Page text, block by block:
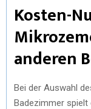
Kosten-
anderen
Bei der Auswahl
Badezimmer